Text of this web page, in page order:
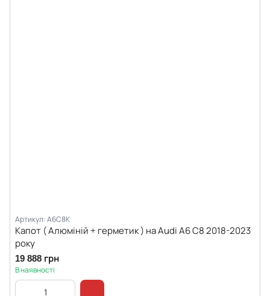
Артикул: A6C8K
Капот ( Алюміній + герметик ) на Audi A6 C8 2018-2023
року
19 888 грн
В наявності